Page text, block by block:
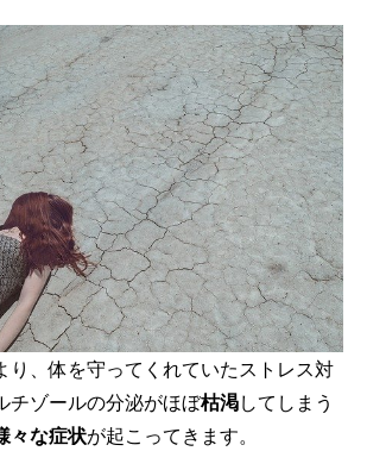
り、体を守ってくれていたストレス対
チゾールの分泌がほぼ枯渇してしまう
々な症状が起こってきます。